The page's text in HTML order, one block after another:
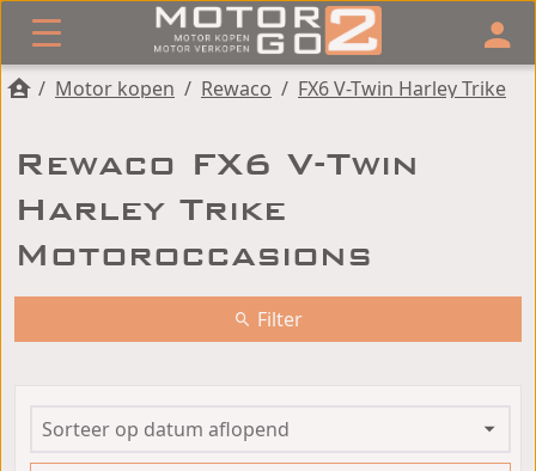
/ Motor kopen / Rewaco / FX6 V-Twin Harley Trike
Rewaco FX6 V-Twin
Harley Trike
Motoroccasions
Filter